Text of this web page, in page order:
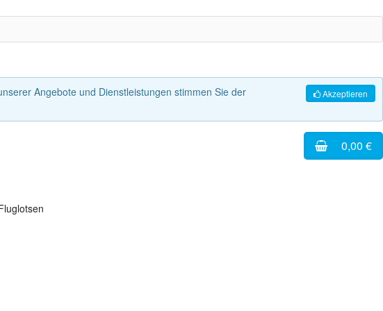
Akzeptieren
Angebote und Dienstleistungen stimmen Sie der
0,00 €